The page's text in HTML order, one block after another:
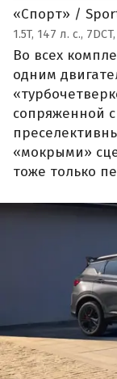
«Спорт» /
1.5T, 147 л. с.,
Во всех
одним
сопряженной
«мокрыми»
тоже только